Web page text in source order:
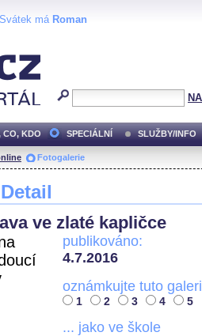
Svátek má Roman
CO, KDO SPECIÁLNÍ SLUŽBY/INFO
Fotogalerie
ve zlaté kapličce
publikováno:
4.7.2016
oznámkujte tuto
1 2 3 4 5
... jako ve škole